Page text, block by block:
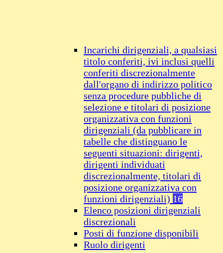
Incarichi dirigenziali, a qualsiasi
titolo conferiti, ivi inclusi quelli
conferiti discrezionalmente
dall'organo di indirizzo politico
senza procedure pubbliche di
selezione e titolari di posizione
organizzativa con funzioni
dirigenziali (da pubblicare in
tabelle che distinguano le
seguenti situazioni: dirigenti,
dirigenti individuati
discrezionalmente, titolari di
posizione organizzativa con
funzioni dirigenziali) 16
Elenco posizioni dirigenziali
discrezionali
Posti di funzione disponibili
Ruolo dirigenti